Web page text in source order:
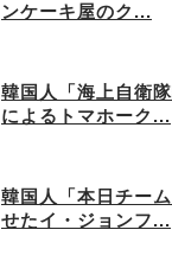
ンケーキ屋のク...
韓国人「海上自衛
によるトマホーク...
韓国人「本日チー
せたイ・ジョンフ...